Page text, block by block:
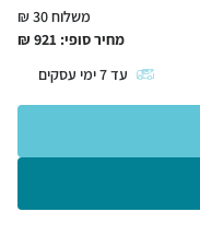
משלוח 30 ₪
מחיר סופי: 921
₪
עד7ימי עסקים